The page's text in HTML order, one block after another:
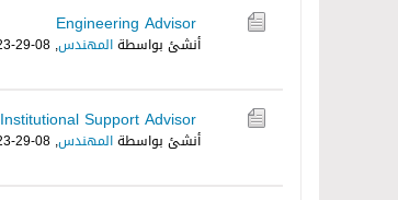
Engineering Advisor
أنشئ بواسطةالمهندس,
08-29-2023, 09:52 PM
Institutional Support Advisor
أنشئ بواسطةالمهندس,
08-29-2023, 09:52 PM